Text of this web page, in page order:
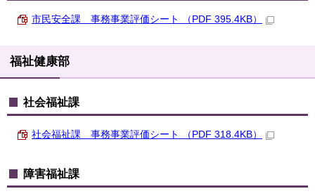
市民安全課 事務事業評価シート （PDF 395.4KB）
福祉健康部
社会福祉課
社会福祉課 事務事業評価シート （PDF 318.4KB）
障害福祉課